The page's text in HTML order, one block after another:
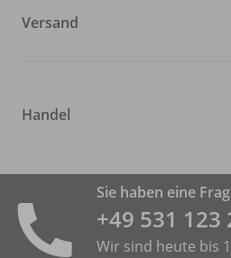
Versand
Handel
Sie haben eine
+49 531 ­123
Wir sind heute bis